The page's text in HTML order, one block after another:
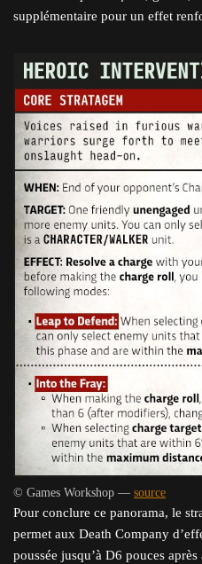
supplémentaire pour un effet
© Games Workshop — source
Pour conclure ce panorama, le
permet aux Death Company
poussée jusqu’à D6 pouces